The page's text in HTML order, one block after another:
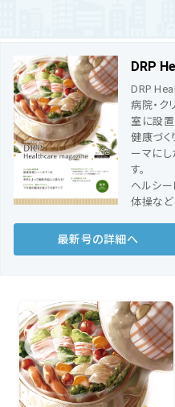
健康川柳
DRP医療情報館とは?
会社概要
お知らせ
DRP
DRP
病院・ク
室に設置
健康づく
ーマにし
す。
ヘルシー
体操など
最新号の詳細へ